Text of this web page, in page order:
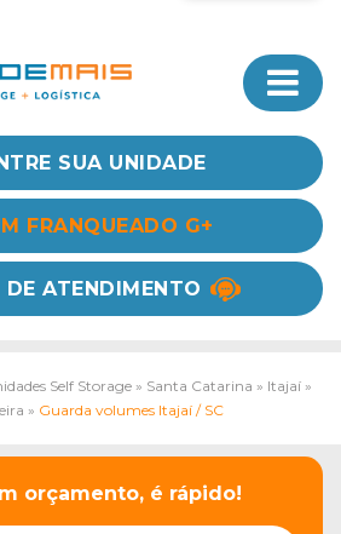
SUA UNIDADE
FRANQUEADO G+
DE ATENDIMENTO
Self Storage» Santa Catarina » Itajaí»
» Guarda volumes Itajaí / SC
orçamento, é rápido!